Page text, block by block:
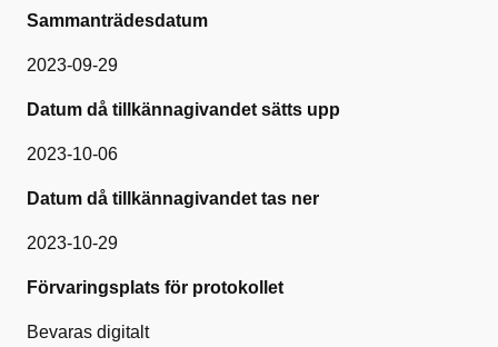
Sammanträdesdatum
2023-09-29
Datum då tillkännagivandet sätts upp
2023-10-06
Datum då tillkännagivandet tas ner
2023-10-29
Förvaringsplats för protokollet
Bevaras digitalt